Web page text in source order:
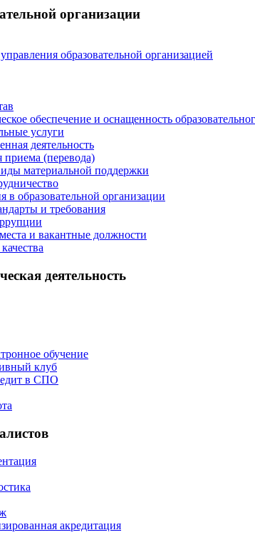
организации
образовательной организацией
обеспечение и оснащенность
услуги
деятельность
приема (перевода)
материальной поддержки
в образовательной организации
и требования
и вакантные должности
деятельность
обучение
клуб
в СПО
акредитация